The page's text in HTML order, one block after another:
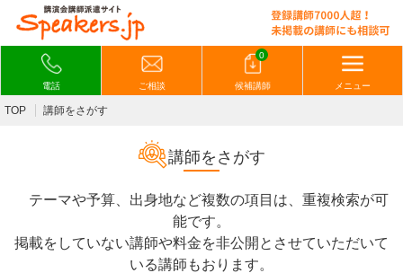
電話 ご相談
0
候補講師 メニュー
TOP 講師をさがす
講師をさがす
テーマや予算、出身地など複数の項目は、重複検索が可
能です。
掲載をしていない講師や料金を非公開とさせていただいて
いる講師もおります。